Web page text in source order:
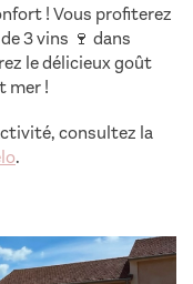
! Vous profiterez
3 vins 🍷 dans
le délicieux goût
mer !
consultez la
.